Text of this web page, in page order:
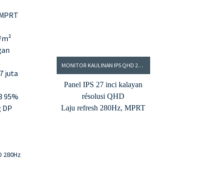
juta
95%
DP
MONITOR KAULINAN IPS QHD 280HZ 27”-ORANYE
Panel IPS 27 inci kalayan
résolusi QHD
Laju refresh 280Hz, MPRT